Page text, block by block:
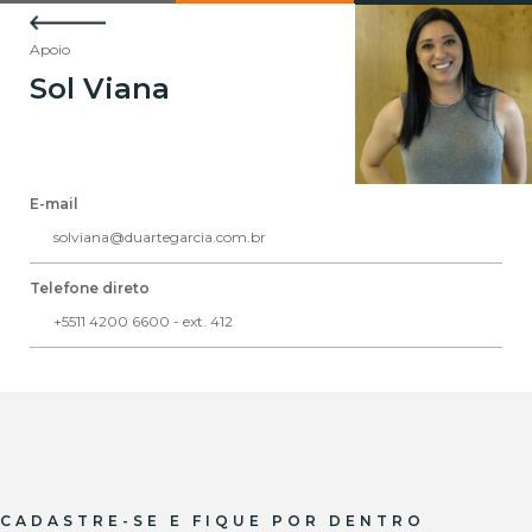
Apoio
Sol Viana
E-mail
solviana@duartegarcia.com.br
Telefone direto
+5511 4200 6600 - ext. 412
CADASTRE-SE E FIQUE POR DENTRO